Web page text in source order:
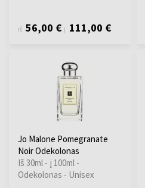
iš 56,00 € į 111,00 €
Jo Malone Pomegranate
Noir Odekolonas
Iš 30ml - į 100ml -
Odekolonas - Unisex